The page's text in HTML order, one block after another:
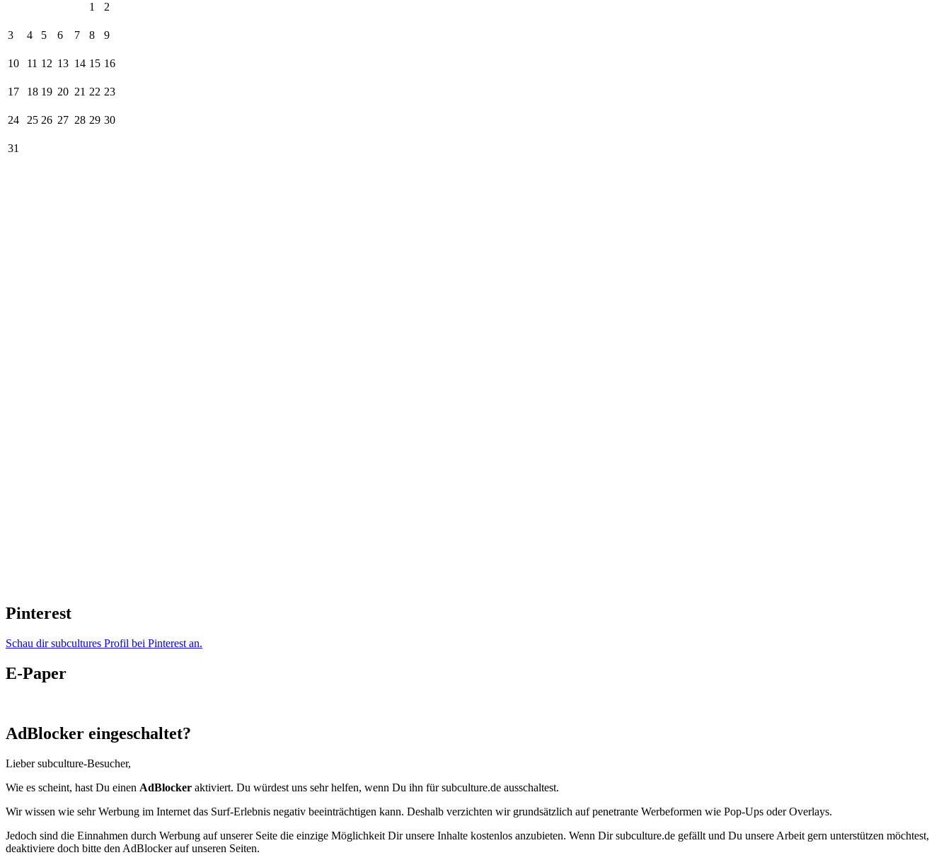
1
2
3 4 5 6 7 8 9
10 11 12 13 14 15 16
17 18 19 20 21 22 23
24 25 26 27 28 29 30
31
Pinterest
Schau dir subcultures Profil bei Pinterest an.
E-Paper
AdBlocker eingeschaltet?
Lieber subculture-Besucher,
Wie es scheint, hast Du einen AdBlocker aktiviert. Du würdest uns sehr helfen, wenn Du ihn für subculture.de ausschaltest.
Wir wissen wie sehr Werbung im Internet das Surf-Erlebnis negativ beeinträchtigen kann. Deshalb verzichten wir grundsätzlich auf penetrante Werbeformen wie Pop-Ups oder Overlays.
Jedoch sind die Einnahmen durch Werbung auf unserer Seite die einzige Möglichkeit Dir unsere Inhalte kostenlos anzubieten. Wenn Dir subculture.de gefällt und Du unsere Arbeit gern unterstützen möchtest,
deaktiviere doch bitte den AdBlocker auf unseren Seiten.